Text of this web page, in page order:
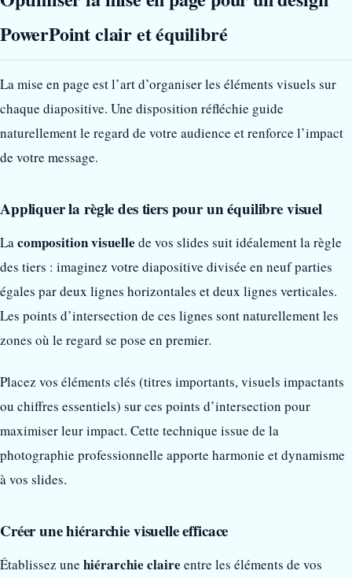
PowerPoint clair et équilibré
La mise en page est l’art d’organiser les éléments visuels sur
chaque diapositive. Une disposition réfléchie guide
naturellement le regard de votre audience et renforce l’impact
de votre message.
Appliquer la règle des tiers pour un équilibre visuel
Lacomposition visuelle de vos slides suit idéalement la règle
des tiers : imaginez votre diapositive divisée en neuf parties
égales par deux lignes horizontales et deux lignes verticales.
Les points d’intersection de ces lignes sont naturellement les
zones où le regard se pose en premier.
Placez vos éléments clés (titres importants, visuels impactants
ou chiffres essentiels) sur ces points d’intersection pour
maximiser leur impact. Cette technique issue de la
photographie professionnelle apporte harmonie et dynamisme
à vos slides.
Créer une hiérarchie visuelle efficace
Établissez une hiérarchie claire entre les éléments de vos